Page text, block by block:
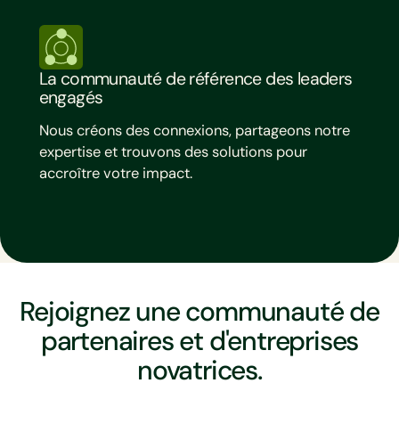
La communauté de référence des leaders
engagés
Nous créons des connexions, partageons notre
expertise et trouvons des solutions pour
accroître votre impact.
Rejoignez une communauté de
partenaires et d'entreprises
novatrices.